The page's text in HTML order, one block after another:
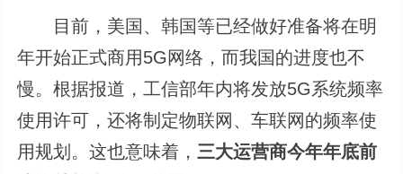
目前，美国、韩国等已经做好准备将在明
年开始正式商用5G网络，而我国的进度也不
慢。根据报道，工信部年内将发放5G系统频率
使用许可，还将制定物联网、车联网的频率使
用规划。这也意味着， 三大运营商今年年底前